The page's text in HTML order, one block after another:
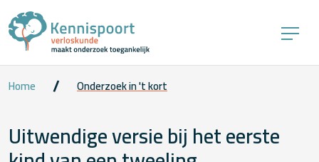
Home Onderzoek in 't kort
Uitwendige versie bij het eerste